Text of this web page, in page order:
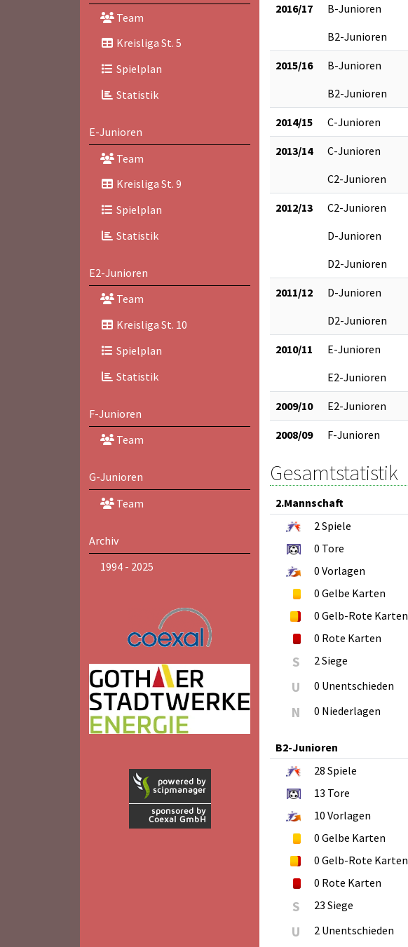
Team
Kreisliga St. 5
Spielplan
Statistik
E-Junioren
Team
Kreisliga St. 9
Spielplan
Statistik
E2-Junioren
Team
Kreisliga St. 10
Spielplan
Statistik
F-Junioren
Team
G-Junioren
Team
Archiv
1994 - 2025
2016/17 B-Junioren
B2-Junioren
2015/16 B-Junioren
B2-Junioren
2014/15 C-Junioren
2013/14 C-Junioren
C2-Junioren
2012/13 C2-Junioren
D-Junioren
D2-Junioren
2011/12 D-Junioren
D2-Junioren
2010/11 E-Junioren
E2-Junioren
2009/10 E2-Junioren
2008/09 F-Junioren
Gesamtstatistik
2.Mannschaft
2Spiele
0 Tore
0 Vorlagen
0 Gelbe Karten
0 Gelb-Rote Karten
0 Rote Karten
S 2 Siege
U 0 Unentschieden
N 0 Niederlagen
B2-Junioren
28 Spiele
13 Tore
10 Vorlagen
0 Gelbe Karten
0 Gelb-Rote Karten
0 Rote Karten
S 23 Siege
U 2 Unentschieden